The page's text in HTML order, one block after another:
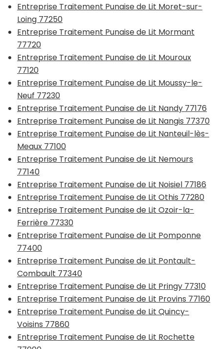
Entreprise Traitement Punaise de Lit Moret-sur-
Loing 77250
Entreprise Traitement Punaise de Lit Mormant
77720
Entreprise Traitement Punaise de Lit Mouroux
77120
Entreprise Traitement Punaise de Lit Moussy-le-
Neuf 77230
Entreprise Traitement Punaise de Lit Nandy 77176
Entreprise Traitement Punaise de Lit Nangis 77370
Entreprise Traitement Punaise de Lit Nanteuil-lès-
Meaux 77100
Entreprise Traitement Punaise de Lit Nemours
77140
Entreprise Traitement Punaise de Lit Noisiel 77186
Entreprise Traitement Punaise de Lit Othis 77280
Entreprise Traitement Punaise de Lit Ozoir-la-
Ferrière 77330
Entreprise Traitement Punaise de Lit Pomponne
77400
Entreprise Traitement Punaise de Lit Pontault-
Combault 77340
Entreprise Traitement Punaise de Lit Pringy 77310
Entreprise Traitement Punaise de Lit Provins 77160
Entreprise Traitement Punaise de Lit Quincy-
Voisins 77860
Entreprise Traitement Punaise de Lit Rochette